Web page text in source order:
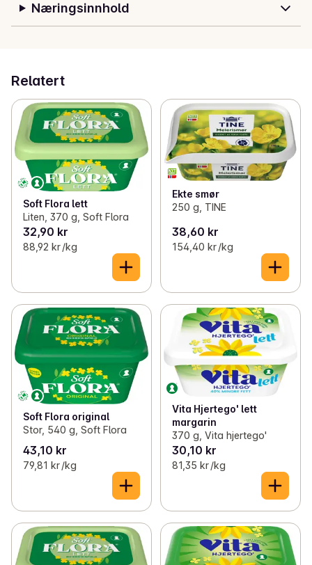
Næringsinnhold
Relatert
Soft Flora lett
Liten, 370 g, Soft Flora
32,90 kr
88,92 kr /kg
Ekte smør
250 g, TINE
38,60 kr
154,40 kr /kg
Soft Flora original
Stor, 540 g, Soft Flora
43,10 kr
79,81 kr /kg
Vita Hjertego' lett
margarin
370 g, Vita hjertego'
30,10 kr
81,35 kr /kg